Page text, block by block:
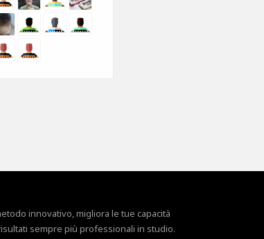
innovativo, migliora le tue capacità
sempre più professionali in studio.